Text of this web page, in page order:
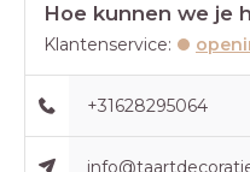
Hoe kunnen we je
Klantenservice:
+31628295064